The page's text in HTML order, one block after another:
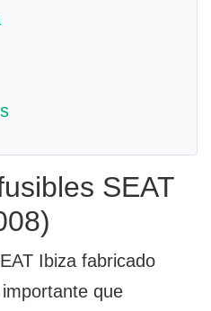
SEAT
Ibiza fabricado
que